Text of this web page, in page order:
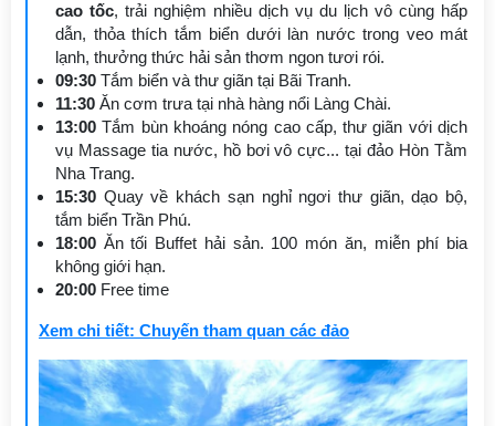
cao tốc, trải nghiệm nhiều dịch vụ du lịch vô cùng hấp
dẫn, thỏa thích tắm biển dưới làn nước trong veo mát
lạnh, thưởng thức hải sản thơm ngon tươi rói.
09:30 Tắm biển và thư giãn tại Bãi Tranh.
11:30 Ăn cơm trưa tại nhà hàng nổi Làng Chài.
13:00Tắm bùn khoáng nóng cao cấp, thư giãn với dịch
vụ Massage tia nước, hồ bơi vô cực... tại đảo Hòn Tằm
Nha Trang.
15:30 Quay về khách sạn nghỉ ngơi thư giãn, dạo bộ,
tắm biển Trần Phú.
18:00 Ăn tối Buffet hải sản. 100 món ăn, miễn phí bia
không giới hạn.
20:00 Free time
Xem chi tiết: Chuyến tham quan các đảo